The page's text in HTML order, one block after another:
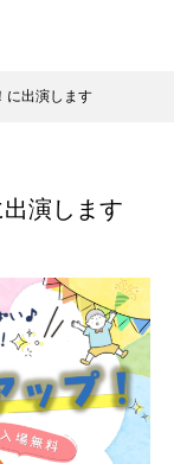
に出演します
演します